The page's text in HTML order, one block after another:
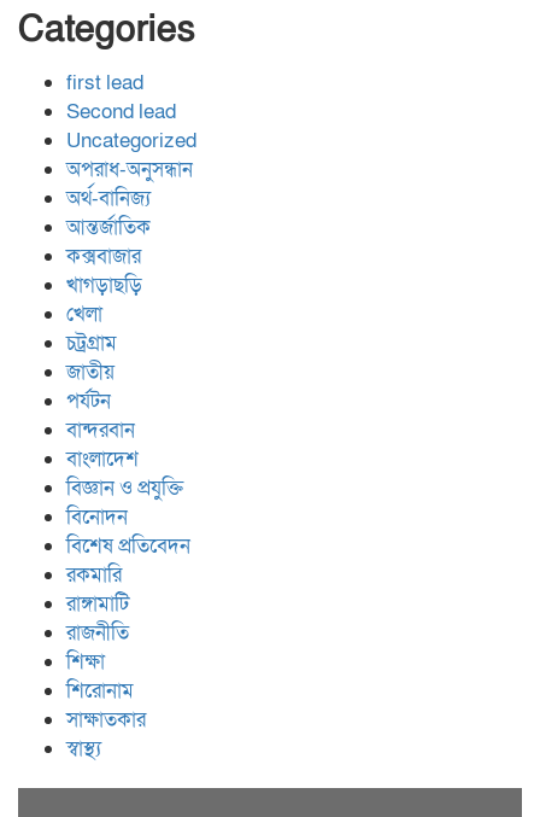
Categories
first lead
Second lead
Uncategorized
অপরাধ-অনুসন্ধান
অর্থ-বানিজ্য
আন্তর্জাতিক
কক্সবাজার
খাগড়াছড়ি
খেলা
চট্রগ্রাম
জাতীয়
পর্যটন
বান্দরবান
বাংলাদেশ
বিজ্ঞান ও প্রযুক্তি
বিনোদন
বিশেষ প্রতিবেদন
রকমারি
রাঙ্গামাটি
রাজনীতি
শিক্ষা
শিরোনাম
সাক্ষাতকার
স্বাস্থ্য